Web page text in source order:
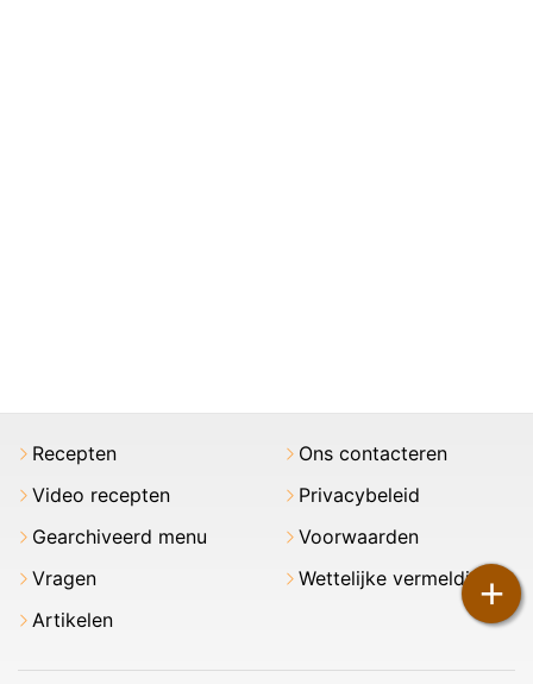
+
Recepten
Video recepten
Gearchiveerd menu
Vragen
Artikelen
Ons contacteren
Privacybeleid
Voorwaarden
Wettelijke vermeldingen